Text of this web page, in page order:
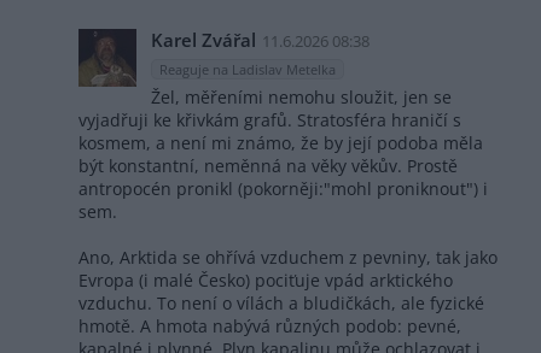
Karel Zvářal 11.6.2026 08:38
Reaguje na Ladislav Metelka
Žel, měřeními nemohu sloužit, jen se
vyjadřuji ke křivkám grafů. Stratosféra hraničí s
kosmem, a není mi známo, že by její podoba měla
být konstantní, neměnná na věky věkův. Prostě
antropocén pronikl (pokorněji:"mohl proniknout") i
sem.
Ano, Arktida se ohřívá vzduchem z pevniny, tak jako
Evropa (i malé Česko) pociťuje vpád arktického
vzduchu. To není o vílách a bludičkách, ale fyzické
hmotě. A hmota nabývá různých podob: pevné,
kapalné i plynné. Plyn kapalinu může ochlazovat i